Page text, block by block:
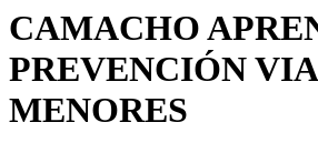
CAMACHO
PREVENCIÓN
MENORES